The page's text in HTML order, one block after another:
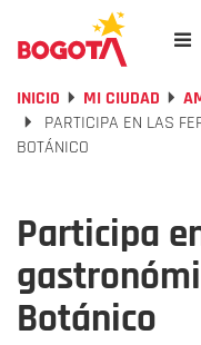
INICIO MI CIUDAD
PARTICIPA EN LAS
BOTÁNICO
Participa
Botánico